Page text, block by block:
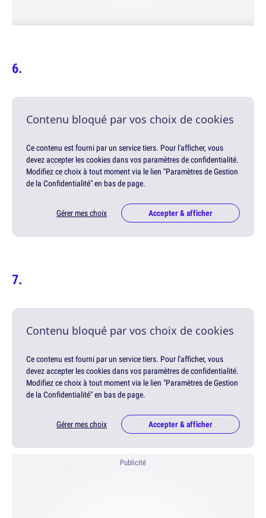
Contenu bloqué par vos choix de cookies
Ce contenu est fourni par un service tiers. Pour l'afficher, vous
devez accepter les cookies dans vos paramètres de confidentialité.
Modifiez ce choix à tout moment via le lien "Paramètres de Gestion
de la Confidentialité" en bas de page.
Gérer mes choix Accepter & afficher
Contenu bloqué par vos choix de cookies
Ce contenu est fourni par un service tiers. Pour l'afficher, vous
devez accepter les cookies dans vos paramètres de confidentialité.
Modifiez ce choix à tout moment via le lien "Paramètres de Gestion
de la Confidentialité" en bas de page.
Gérer mes choix Accepter & afficher
Publicité